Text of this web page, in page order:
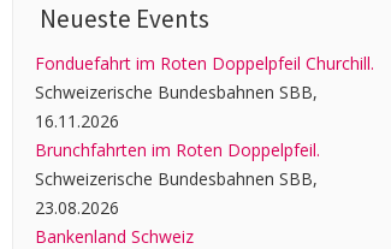
Neueste Events
Fonduefahrt im Roten Doppelpfeil Churchill.
Schweizerische Bundesbahnen SBB,
16.11.2026
Brunchfahrten im Roten Doppelpfeil.
Schweizerische Bundesbahnen SBB,
23.08.2026
Bankenland Schweiz